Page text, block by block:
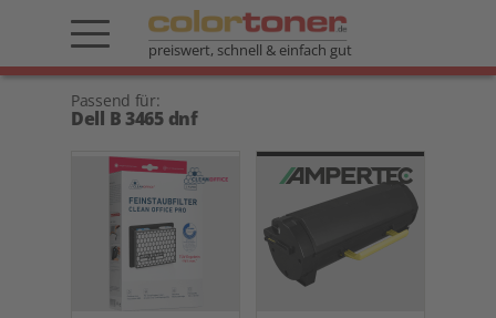
preiswert, schnell & einfach gut
Passend für:
Dell B 3465 dnf